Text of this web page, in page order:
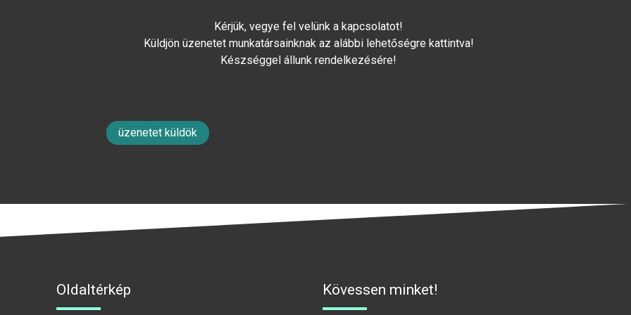
Kérjük, vegye fel velünk a kapcsolatot!
Küldjön üzenetet munkatársainknak az alábbi lehetőségre kattintva!
Készséggel állunk rendelkezésére!
üzenetet küldök
Oldaltérkép Kövessen minket!